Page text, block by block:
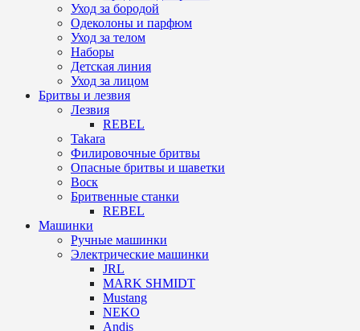
Уход за бородой
Одеколоны и парфюм
Уход за телом
Наборы
Детская линия
Уход за лицом
Бритвы и лезвия
Лезвия
REBEL
Takara
Филировочные бритвы
Опасные бритвы и шаветки
Воск
Бритвенные станки
REBEL
Машинки
Ручные машинки
Электрические машинки
JRL
MARK SHMIDT
Mustang
NEKO
Andis